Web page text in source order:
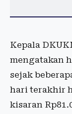
Kepala
mengatakan
sejak
hari terakhir
kisaran